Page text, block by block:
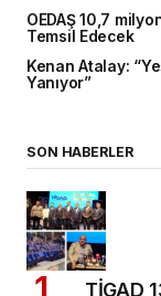
OEDAŞ 10,7
Temsil Edecek
Kenan Atalay:
Yanıyor”
SON HABERLER
TİGAD